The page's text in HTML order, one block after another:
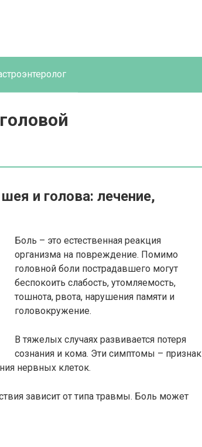
и голова: лечение,
Боль – это естественная реакция
организма на повреждение. Помимо
головной боли пострадавшего могут
беспокоить слабость, утомляемость,
тошнота, рвота, нарушения памяти и
головокружение.
В тяжелых случаях развивается потеря
сознания и кома. Эти симптомы – признак
нервных клеток.
зависит от типа травмы. Боль может